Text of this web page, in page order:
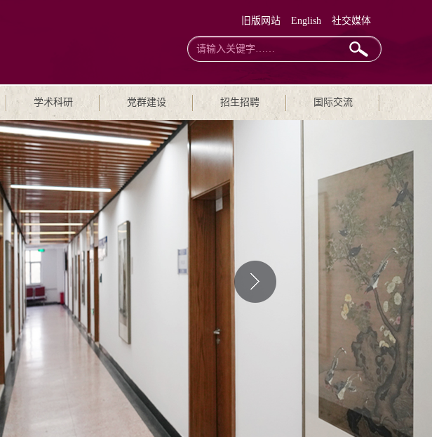
社交媒体
English
旧版网站
学术科研 党群建设 招生招聘 国际交流